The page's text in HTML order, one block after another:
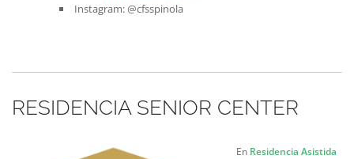
Instagram: @cfsspinola
RESIDENCIA SENIOR CENTER
En Residencia Asistida